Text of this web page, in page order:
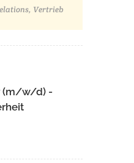
Vertrieb
(m/w/d) -